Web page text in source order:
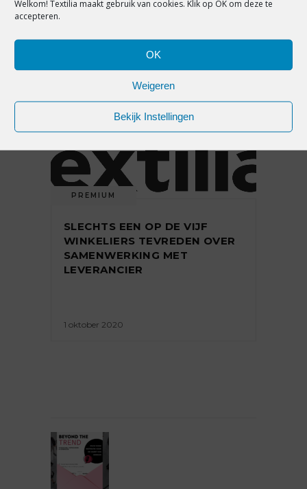
Welkom! Textilia maakt gebruik van cookies. Klik op OK om deze te
accepteren.
OK
Weigeren
Bekijk Instellingen
SUBSIDIE VOOR
DETAILHANDEL
PREMIUM
SLECHTS EEN OP DE VIJF
WINKELIERS TEVREDEN OVER
SAMENWERKING MET
LEVERANCIER
1 oktober 2020